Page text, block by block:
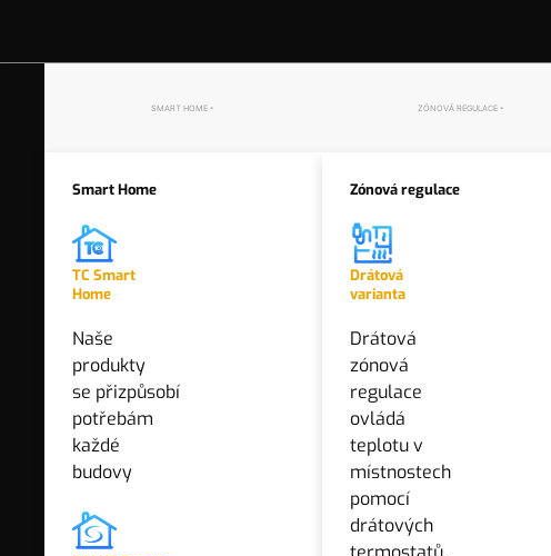
SMART HOME
Smart Home
TC Smart
Home
Naše
produkty
se přizpůsobí
potřebám
každé
budovy
ZÓNOVÁ REGULACE
Zónová regulace
Drátová
varianta
Drátová
zónová
regulace
ovládá
teplotu v
místnostech
pomocí
drátových
1 300 Kčbez DPH
−
PŘIDAT DO SEZNAMU PRODUKTŮ